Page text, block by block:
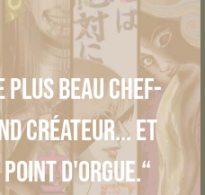
plus beau chef-
créateur... et
d'orgue.“